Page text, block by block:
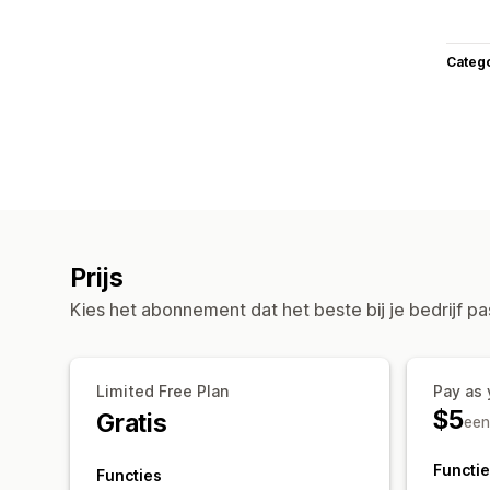
Prijs
Kies het abonnement dat het beste bij je bedrijf
Limited Free Plan
Gratis
Functies
Pay as
$5